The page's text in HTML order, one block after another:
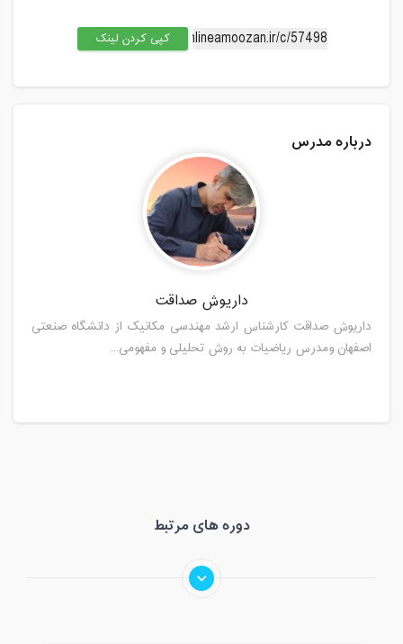
کپی کردن لینک
درباره مدرس
داریوش صداقت
داریوش صداقت کارشناس ارشد مهندسی مکانیک از دانشگاه صنعتی
اصفهان ومدرس ریاضیات به روش تحلیلی و مفهومی...
دوره های مرتبط